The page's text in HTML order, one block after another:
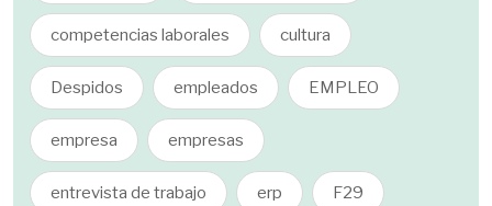
competencias laborales cultura
Despidos empleados EMPLEO
empresa empresas
entrevista de trabajo erp F29